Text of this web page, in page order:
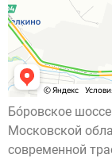
Бо́ровское
Московской
современной